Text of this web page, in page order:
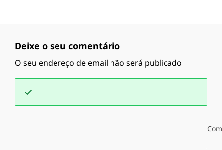
Deixe o seu comentário
O seu endereço de email não será publicado